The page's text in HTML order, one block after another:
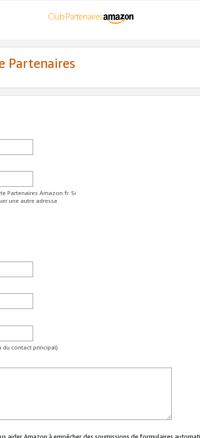
Partenaires
Partenaires Amazon.fr. Si
une autre adresse
contact principal).